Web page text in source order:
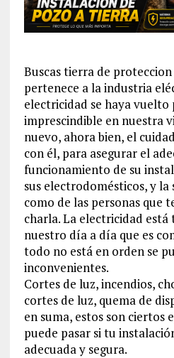
Buscas tierra de
pertenece a la industria
electricidad se haya vuelto
imprescindible en nuestra
nuevo, ahora bien, el
con él, para asegurar el
funcionamiento de su
sus electrodomésticos, y
como de las personas que
charla. La electricidad está
nuestro día a día que es
todo no está en orden se
inconvenientes.
Cortes de luz, incendios,
cortes de luz, quema de
en suma, estos son ciertos
puede pasar si tu
adecuada y segura.